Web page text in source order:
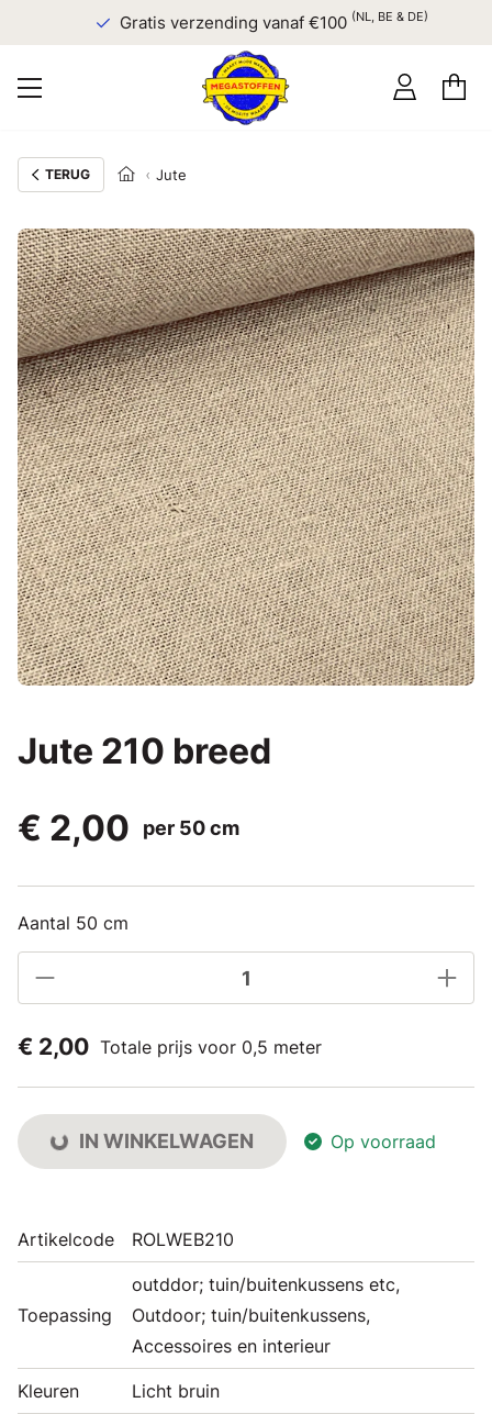
Gratis verzending vanaf €100 (NL, BE & DE)
TERUG Jute
Jute 210 breed
€ 2,00
per 50 cm
Aantal 50 cm
€ 2,00 Totale prijs voor 0,5 meter
IN WINKELWAGEN Op voorraad
Artikelcode ROLWEB210
Toepassing
outddor; tuin/buitenkussens etc,
Outdoor; tuin/buitenkussens,
Accessoires en interieur
Kleuren Licht bruin